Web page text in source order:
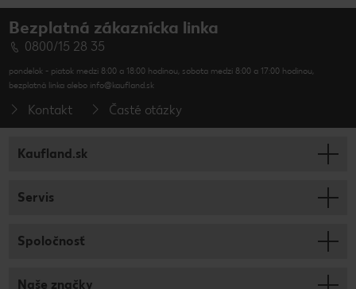
Bezplatná zákaznícka linka
0800/15 28 35
pondelok - piatok medzi 8:00 a 18:00 hodinou, sobota medzi 8:00 a 17:00 hodinou,
bezplatná linka alebo info@kaufland.sk
Kontakt Časté otázky
Kaufland.sk
Servis
Spoločnosť
Naše značky